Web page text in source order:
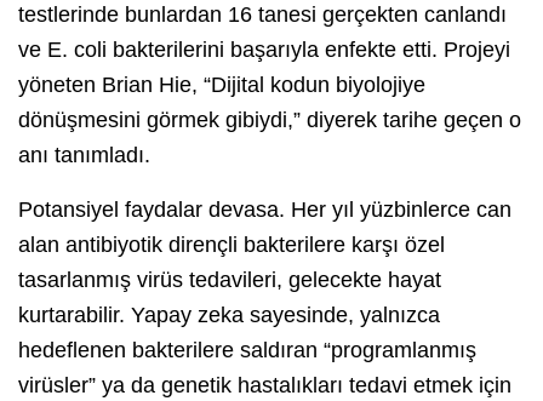
testlerinde bunlardan 16 tanesi gerçekten canlandı
ve E. coli bakterilerini başarıyla enfekte etti. Projeyi
yöneten Brian Hie, “Dijital kodun biyolojiye
dönüşmesini görmek gibiydi,” diyerek tarihe geçen o
anı tanımladı.
Potansiyel faydalar devasa. Her yıl yüzbinlerce can
alan antibiyotik dirençli bakterilere karşı özel
tasarlanmış virüs tedavileri, gelecekte hayat
kurtarabilir. Yapay zeka sayesinde, yalnızca
hedeflenen bakterilere saldıran “programlanmış
virüsler” ya da genetik hastalıkları tedavi etmek için